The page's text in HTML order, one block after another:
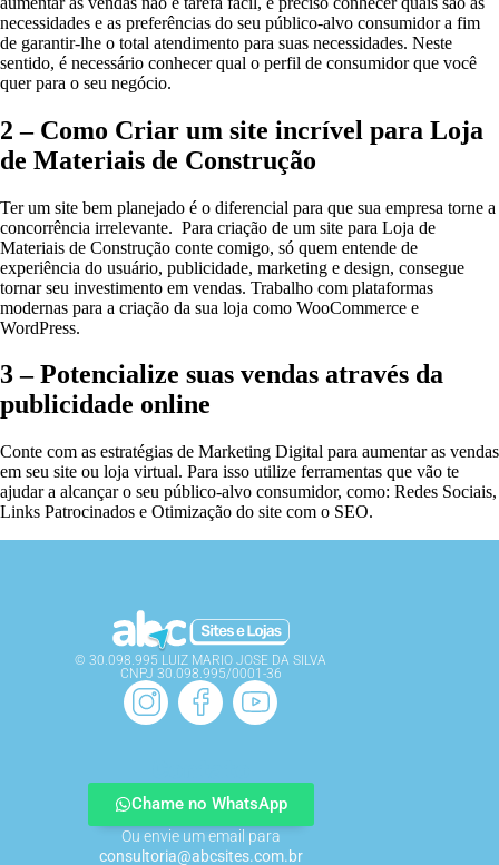
necessidades e as preferências do seu público-alvo consumidor a fim
de garantir-lhe o total atendimento para suas necessidades. Neste
sentido, é necessário conhecer qual o perfil de consumidor que você
quer para o seu negócio.
2 – Como Criar um site incrível para Loja
de Materiais de Construção
Ter um site bem planejado é o diferencial para que sua empresa torne a
concorrência irrelevante. Para criação de um site para Loja de
Materiais de Construção conte comigo, só quem entende de
experiência do usuário, publicidade, marketing e design, consegue
tornar seu investimento em vendas. Trabalho com plataformas
modernas para a criação da sua loja como WooCommerce e
WordPress.
3 – Potencialize suas vendas através da
publicidade online
Conte com as estratégias de Marketing Digital para aumentar as vendas
em seu site ou loja virtual. Para isso utilize ferramentas que vão te
ajudar a alcançar o seu público-alvo consumidor, como: Redes Sociais,
Links Patrocinados e Otimização do site com o SEO.
© 30.098.995 LUIZ MARIO JOSE DA SILVA
CNPJ 30.098.995/0001-36
Chame no WhatsApp
Ou envie um email para
consultoria@abcsites.com.br